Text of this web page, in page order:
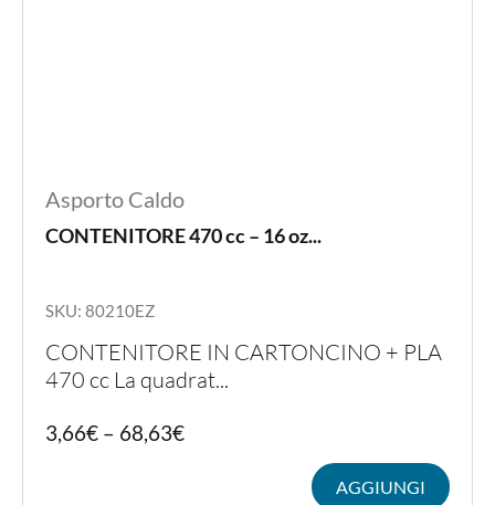
Asporto Caldo
CONTENITORE 470 cc – 16 oz...
SKU: 80210EZ
CONTENITORE IN CARTONCINO + PLA
470 cc La quadrat...
3,66€ – 68,63€
AGGIUNGI
ha
più